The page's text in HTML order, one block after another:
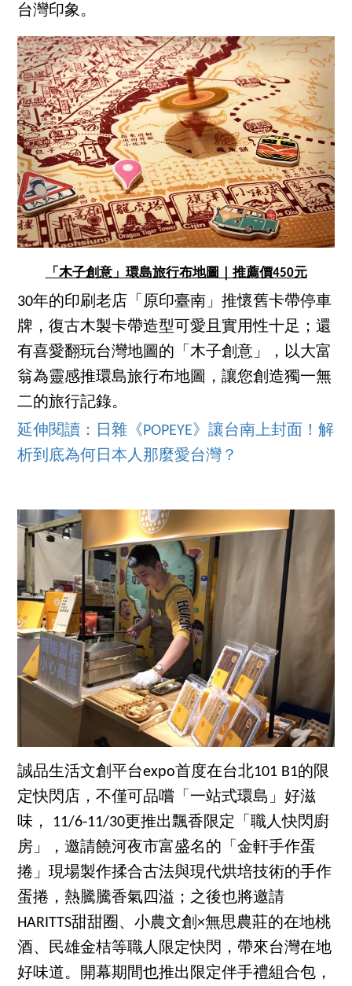
台灣印象。
「木子創意」環島旅行布地圖｜推薦價450元
30年的印刷老店「原印臺南」推懷舊卡帶停車
牌，復古木製卡帶造型可愛且實用性十足；還
有喜愛翻玩台灣地圖的「木子創意」，以大富
翁為靈感推環島旅行布地圖，讓您創造獨一無
二的旅行記錄。
延伸閱讀：日雜《POPEYE》讓台南上封面！解
析到底為何日本人那麼愛台灣？
誠品生活文創平台expo首度在台北101 B1的限
定快閃店，不僅可品嚐「一站式環島」好滋
味， 11/6-11/30更推出飄香限定「職人快閃廚
房」，邀請饒河夜市富盛名的「金軒手作蛋
捲」現場製作揉合古法與現代烘培技術的手作
蛋捲，熱騰騰香氣四溢；之後也將邀請
HARITTS甜甜圈、小農文創×無思農莊的在地桃
酒、民雄金桔等職人限定快閃，帶來台灣在地
好味道。開幕期間也推出限定伴手禮組合包，